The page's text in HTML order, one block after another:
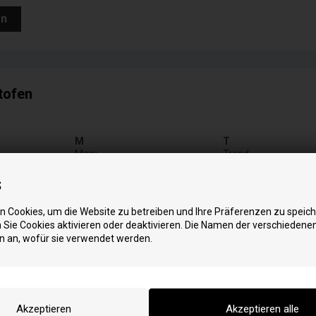
Cookies, um die Website zu betreiben und Ihre Präferenzen zu
Sie Cookies aktivieren oder deaktivieren. Die Namen der
an, wofür sie verwendet werden.
M
Mary
P
Pretty
T
Trend
Vega GH
Vega SL AT